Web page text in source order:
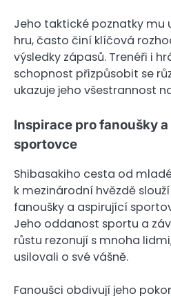
Jeho taktické poznatky mu
hru, často činí klíčová
výsledky zápasů. Trenéři i
schopnost přizpůsobit se
ukazuje jeho všestrannost
Inspirace pro fanoušky
sportovce
Shibasakiho cesta od
k mezinárodní hvězdě
fanoušky a aspirující
Jeho oddanost sportu a
růstu rezonují s mnoha
usilovali o své vášně.
Fanoušci obdivují jeho